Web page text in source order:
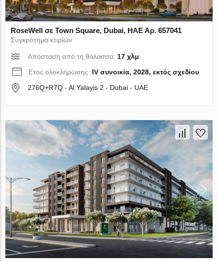
RoseWell σε Town Square, Dubai, ΗΑΕ Αρ. 657041
Συγκρότημα κτιρίων
Απόσταση από τη θάλασσα:17 χλμ
Έτος ολοκλήρωσης: IV συνοικία, 2028, εκτός σχεδίου
276Q+R7Q - Al Yalayis 2 - Dubai - UAE